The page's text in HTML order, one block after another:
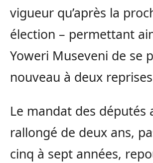
vigueur qu’après la
élection – permettant
Yoweri Museveni de se
nouveau à deux
Le mandat des députés
rallongé de deux ans,
cinq à sept années,